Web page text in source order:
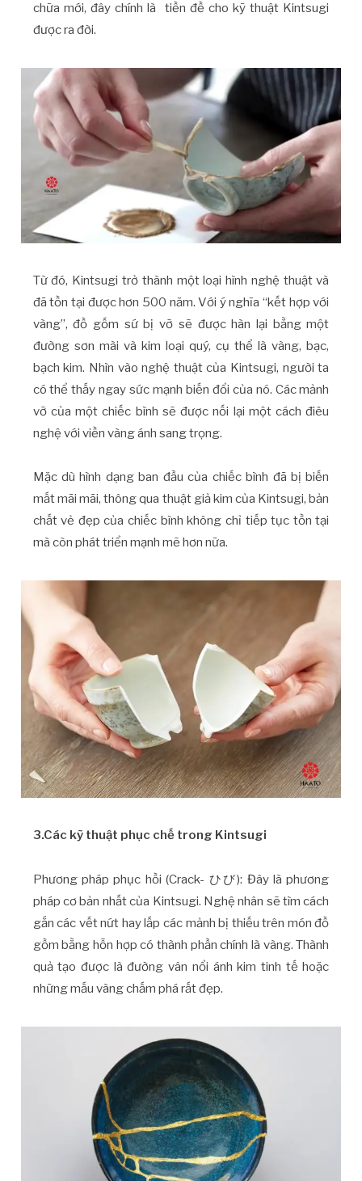
chữa mới, đây chính là tiền đề cho kỹ thuật Kintsugi
được ra đời.
Từ đó, Kintsugi trở thành một loại hình nghệ thuật và
đã tồn tại được hơn 500 năm. Với ý nghĩa “kết hợp với
vàng”, đồ gốm sứ bị vỡ sẽ được hàn lại bằng một
đường sơn mài và kim loại quý, cụ thể là vàng, bạc,
bạch kim. Nhìn vào nghệ thuật của Kintsugi, người ta
có thể thấy ngay sức mạnh biến đổi của nó. Các mảnh
vỡ của một chiếc bình sẽ được nối lại một cách điêu
nghệ với viền vàng ánh sang trọng.
Mặc dù hình dạng ban đầu của chiếc bình đã bị biến
mất mãi mãi, thông qua thuật giả kim của Kintsugi, bản
chất vẻ đẹp của chiếc bình không chỉ tiếp tục tồn tại
mà còn phát triển mạnh mẽ hơn nữa.
3.Các kỹ thuật phục chế trong Kintsugi
Phương pháp phục hồi (Crack- ひび): Đây là phương
pháp cơ bản nhất của Kintsugi. Nghệ nhân sẽ tìm cách
gắn các vết nứt hay lấp các mảnh bị thiếu trên món đồ
gồm bằng hỗn hợp có thành phần chính là vàng. Thành
quả tạo được là đường vân nổi ánh kim tinh tế hoặc
những mấu vàng chấm phá rất đẹp.